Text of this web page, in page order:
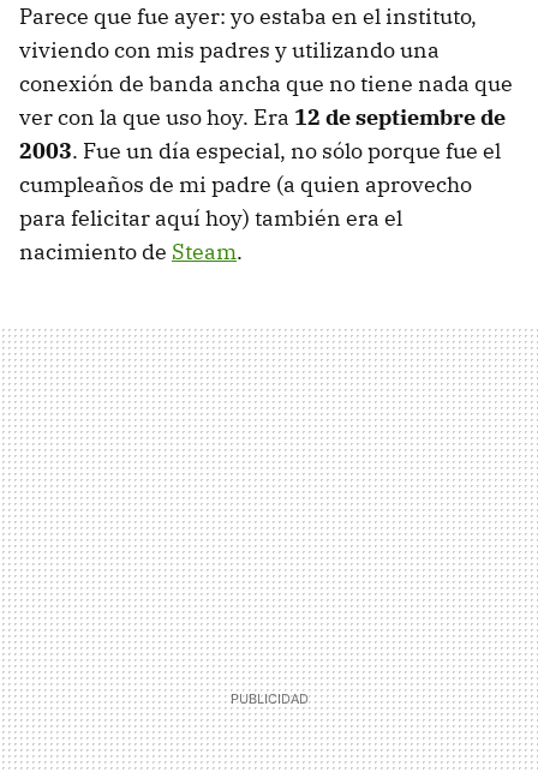
Parece que fue ayer: yo estaba en el instituto,
viviendo con mis padres y utilizando una
conexión de banda ancha que no tiene nada que
ver con la que uso hoy. Era 12 de septiembre de
2003. Fue un día especial, no sólo porque fue el
cumpleaños de mi padre (a quien aprovecho
para felicitar aquí hoy) también era el
nacimiento de Steam.